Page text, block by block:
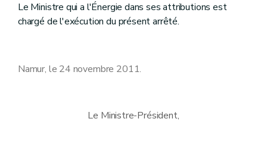
Le Ministre qui a l'Énergie dans ses attributions est
chargé de l'exécution du présent arrêté.
Namur, le 24 novembre 2011.
Le Ministre-Président,